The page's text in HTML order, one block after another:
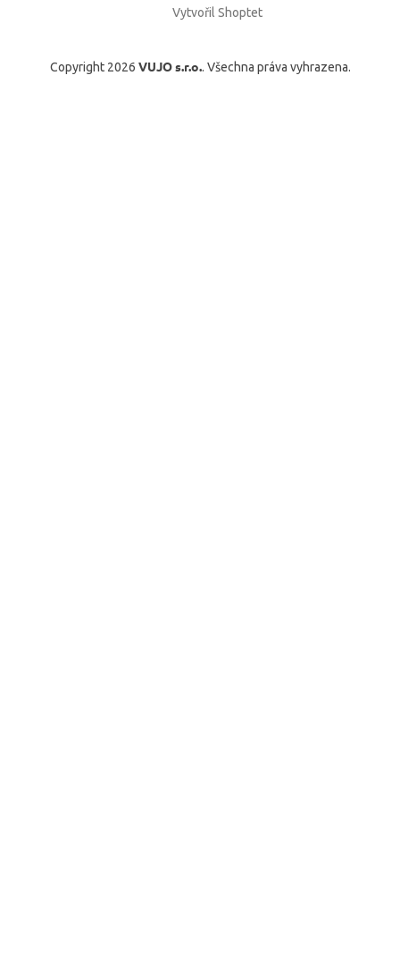
Vytvořil Shoptet
Copyright 2026 VUJO s.r.o.. Všechna práva vyhrazena.